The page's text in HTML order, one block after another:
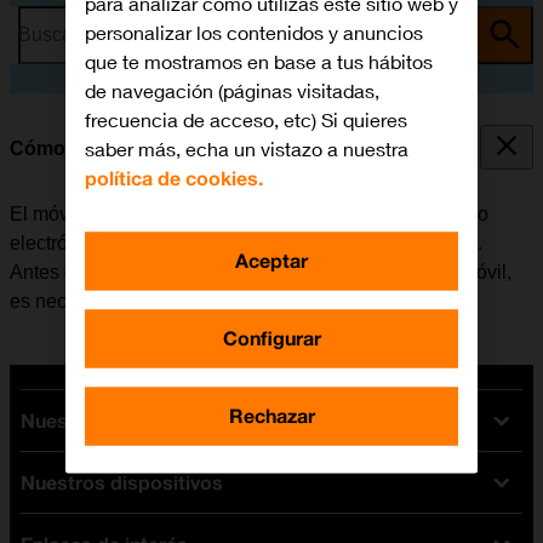
Busca por problema o tema
Cómo configurar el correo electrónico IMAP
El móvil se puede configurar para enviar y recibir correo
electrónico desde varias cuentas de correo electrónico.
Antes de configurar el correo electrónico IMAP en el móvil,
es necesario
Nuestras tarifas
Tarifas Orange
Tarifas fibra y móvil
Nuestros dispositivos
personalizar los contenidos y anuncios
que te mostramos en base a tus hábitos
de navegación (páginas visitadas,
frecuencia de acceso, etc) Si quieres
saber más, echa un vistazo a nuestra
política de cookies.
Configurar
Rechazar
Aceptar